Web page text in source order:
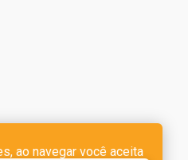
ao navegar você aceita